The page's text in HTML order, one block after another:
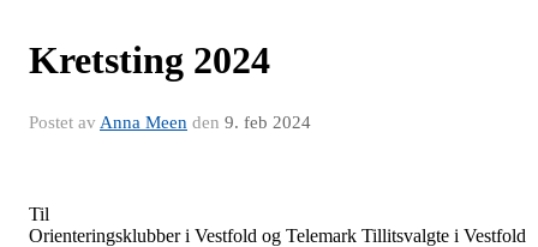
Kretsting 2024
Postet av Anna Meen den 9. feb 2024
Til
Orienteringsklubber i Vestfold og Telemark Tillitsvalgte i Vestfold